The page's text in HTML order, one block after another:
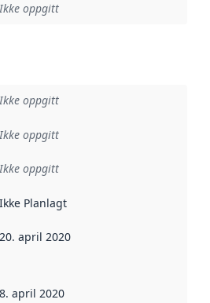
Ikke oppgitt
Ikke oppgitt
:
Ikke oppgitt
Ikke oppgitt
:
Ikke Planlagt
sier når dataene i dette
20. april 2020
8. april 2020